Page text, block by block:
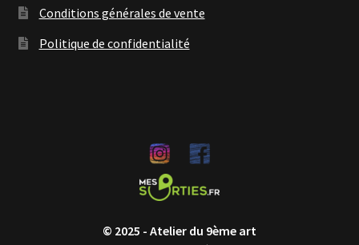
Conditions générales de vente
Politique de confidentialité
© 2025 - Atelier du 9ème art